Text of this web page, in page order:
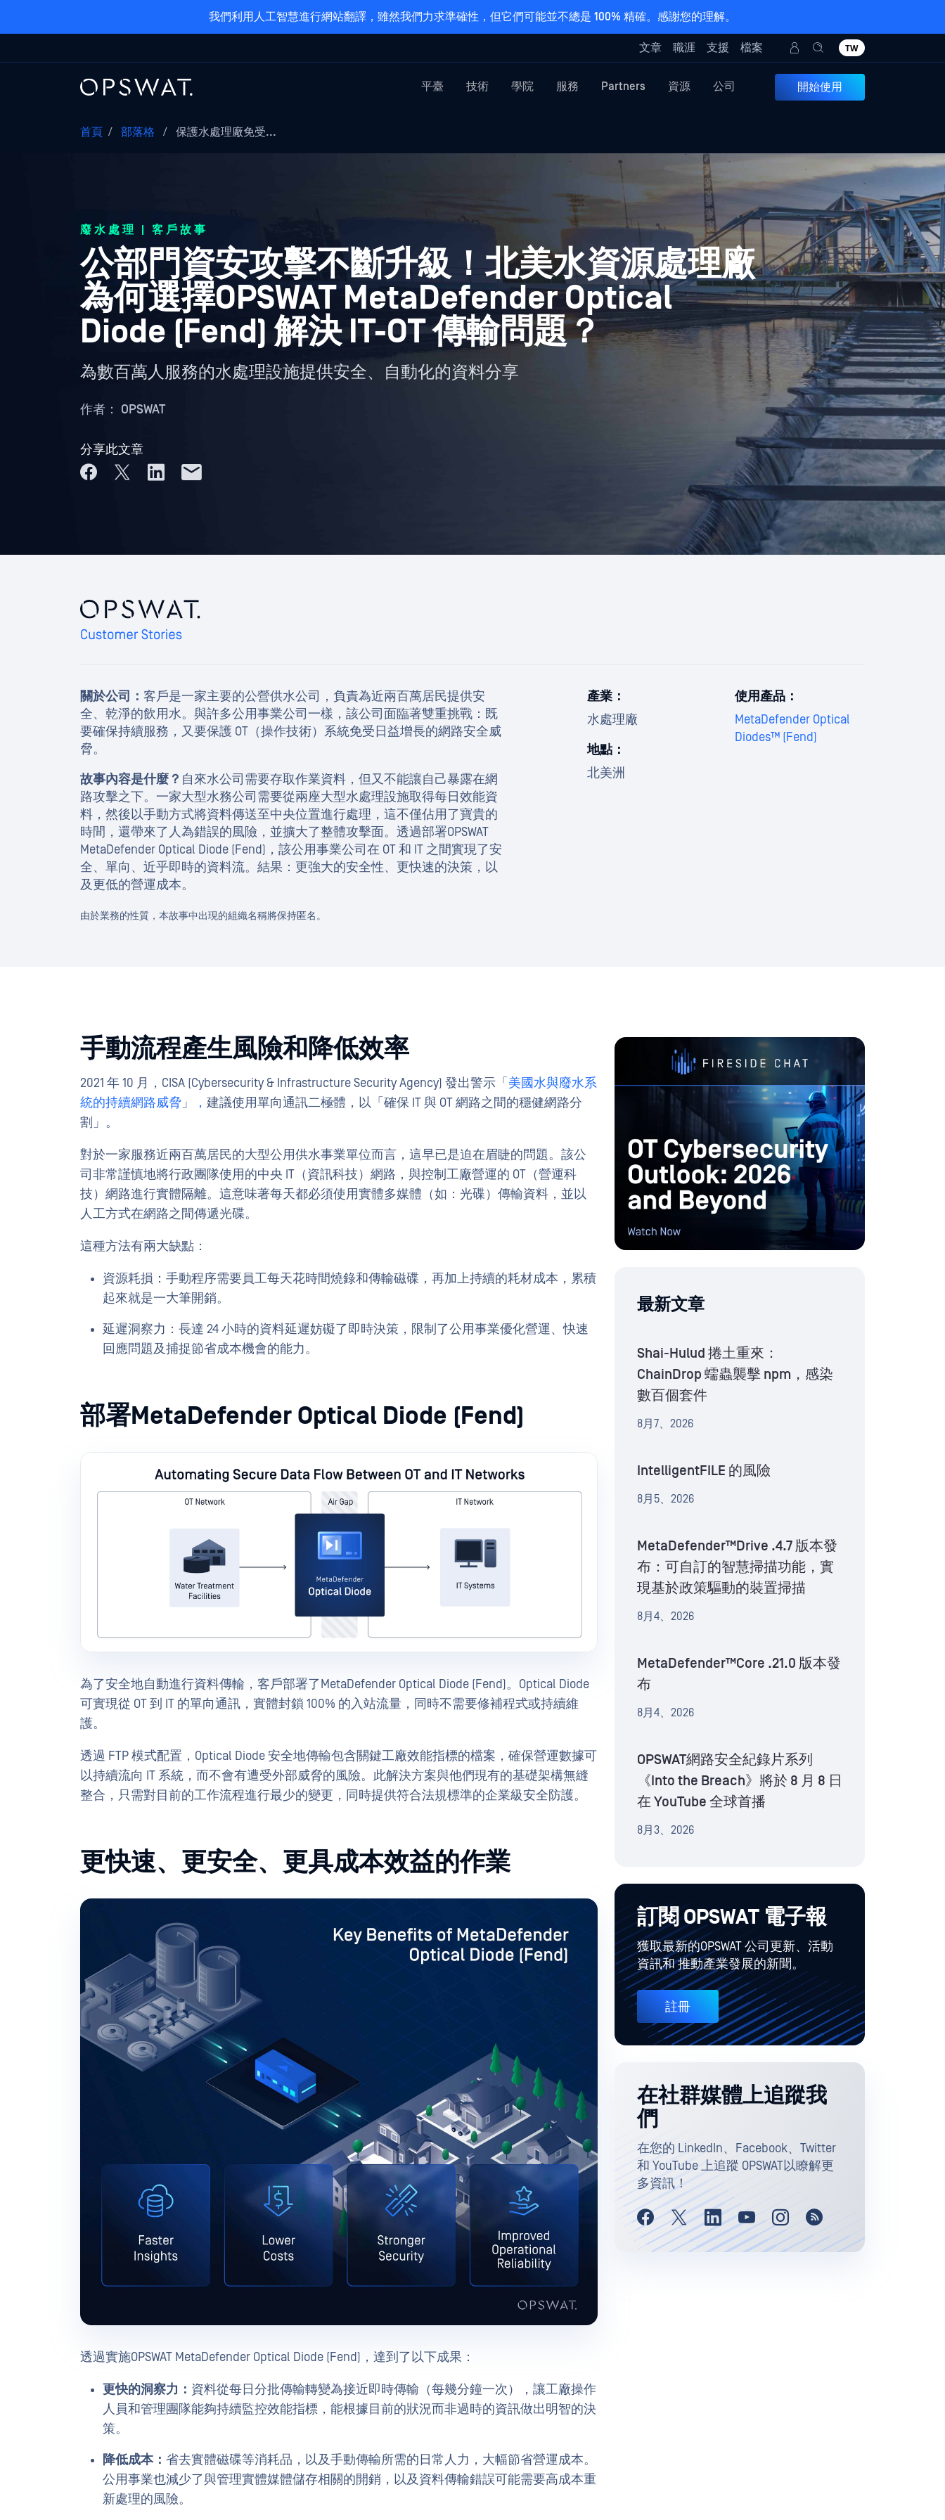
我們利用人工智慧進行網站翻譯，雖然我們力求準確性，但它們可能並不總是 100% 精確。感謝您的理解。
文章 職涯 支援 檔案 TW
平臺 技術 學院 服務 Partners 資源 公司 開始使用
首頁 / 部落格 / 保護水處理廠免受...
廢水處理 | 客戶故事
公部門資安攻擊不斷升級！北美水資源處理廠
為何選擇OPSWAT MetaDefender Optical
Diode (Fend) 解決 IT-OT 傳輸問題？
為數百萬人服務的水處理設施提供安全、自動化的資料分享
作者： OPSWAT
分享此文章
關於公司： 客戶是一家主要的公營供水公司，負責為近兩百萬居民提供安
全、乾淨的飲用水。與許多公用事業公司一樣，該公司面臨著雙重挑戰：既
要確保持續服務，又要保護 OT（操作技術）系統免受日益增長的網路安全威
脅。
故事內容是什麼？ 自來水公司需要存取作業資料，但又不能讓自己暴露在網
路攻擊之下。一家大型水務公司需要從兩座大型水處理設施取得每日效能資
料，然後以手動方式將資料傳送至中央位置進行處理，這不僅佔用了寶貴的
時間，還帶來了人為錯誤的風險，並擴大了整體攻擊面。透過部署OPSWAT
MetaDefender Optical Diode (Fend)，該公用事業公司在 OT 和 IT 之間實現了安
全、單向、近乎即時的資料流。結果：更強大的安全性、更快速的決策，以
及更低的營運成本。
由於業務的性質，本故事中出現的組織名稱將保持匿名。
產業：
水處理廠
地點：
北美洲
使用產品：
MetaDefender Optical
Diodes™ (Fend)
手動流程產生風險和降低效率
2021 年 10 月，CISA (Cybersecurity & Infrastructure Security Agency) 發出警示「 美國水與廢水系
統的持續網路威脅 」 ， 建議使用單向通訊二極體，以「確保 IT 與 OT 網路之間的穩健網路分
割」。
對於一家服務近兩百萬居民的大型公用供水事業單位而言，這早已是迫在眉睫的問題。該公
司非常謹慎地將行政團隊使用的中央 IT（資訊科技）網路，與控制工廠營運的 OT（營運科
技）網路進行實體隔離。這意味著每天都必須使用實體多媒體（如：光碟）傳輸資料，並以
人工方式在網路之間傳遞光碟。
這種方法有兩大缺點：
資源耗損：手動程序需要員工每天花時間燒錄和傳輸磁碟，再加上持續的耗材成本，累積
起來就是一大筆開銷。
延遲洞察力：長達 24 小時的資料延遲妨礙了即時決策，限制了公用事業優化營運、快速
回應問題及捕捉節省成本機會的能力。
部署MetaDefender Optical Diode (Fend)
為了安全地自動進行資料傳輸，客戶部署了MetaDefender Optical Diode (Fend)。Optical Diode
可實現從 OT 到 IT 的單向通訊，實體封鎖 100% 的入站流量，同時不需要修補程式或持續維
護。
透過 FTP 模式配置，Optical Diode 安全地傳輸包含關鍵工廠效能指標的檔案，確保營運數據可
以持續流向 IT 系統，而不會有遭受外部威脅的風險。此解決方案與他們現有的基礎架構無縫
整合，只需對目前的工作流程進行最少的變更，同時提供符合法規標準的企業級安全防護。
更快速、更安全、更具成本效益的作業
透過實施OPSWAT MetaDefender Optical Diode (Fend)，達到了以下成果：
更快的洞察力： 資料從每日分批傳輸轉變為接近即時傳輸（每幾分鐘一次），讓工廠操作
人員和管理團隊能夠持續監控效能指標，能根據目前的狀況而非過時的資訊做出明智的決
策。
降低成本： 省去實體磁碟等消耗品，以及手動傳輸所需的日常人力，大幅節省營運成本。
公用事業也減少了與管理實體媒體儲存相關的開銷，以及資料傳輸錯誤可能需要高成本重
新處理的風險。
最新文章
Shai-Hulud 捲土重來：
ChainDrop 蠕蟲襲擊 npm，感染
數百個套件
8月7、2026
IntelligentFILE 的風險
8月5、2026
MetaDefender™Drive .4.7 版本發
布：可自訂的智慧掃描功能，實
現基於政策驅動的裝置掃描
8月4、2026
MetaDefender™Core .21.0 版本發
布
8月4、2026
OPSWAT網路安全紀錄片系列
《Into the Breach》將於 8 月 8 日
在 YouTube 全球首播
8月3、2026
訂閱 OPSWAT 電子報
獲取最新的OPSWAT 公司更新、活動
資訊和 推動產業發展的新聞。
註冊
在社群媒體上追蹤我
們
在您的 LinkedIn、Facebook、Twitter
和 YouTube 上追蹤 OPSWAT以瞭解更
多資訊！